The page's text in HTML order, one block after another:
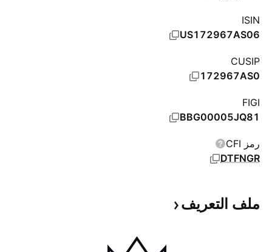
ISIN
US172967AS06
CUSIP
172967AS0
FIGI
BBG00005JQ81
رمز CFI
DTFNGR
ملف التعريف